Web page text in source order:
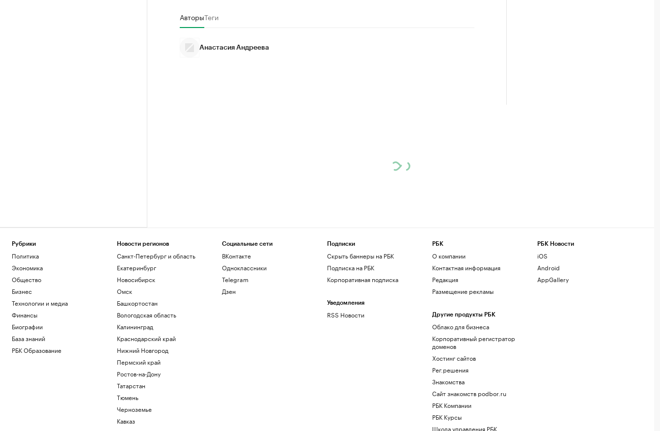
АвторыТеги
Анастасия Андреева
Рубрики
Политика
Экономика
Общество
Бизнес
Технологии и медиа
Финансы
Биографии
База знаний
РБК Образование
Новости регионов
Санкт-Петербург и область
Екатеринбург
Новосибирск
Омск
Башкортостан
Вологодская область
Калининград
Краснодарский край
Нижний Новгород
Пермский край
Ростов-на-Дону
Татарстан
Тюмень
Черноземье
Кавказ
Социальные сети
ВКонтакте
Одноклассники
Telegram
Дзен
Подписки
Скрыть баннеры на РБК
Подписка на РБК
Корпоративная подписка
Уведомления
RSS Новости
РБК
О компании
Контактная информация
Редакция
Размещение рекламы
Другие продукты РБК
Облако для бизнеса
Корпоративный регистратор
доменов
Хостинг сайтов
Рег.решения
Знакомства
Сайт знакомств podbor.ru
РБК Компании
РБК Курсы
Школа управления РБК
РБК Новости
iOS
Android
AppGallery